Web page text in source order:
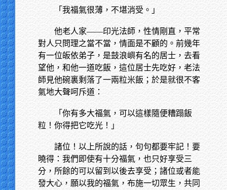
「我福氣很薄，不堪消受。」
他老人家——印光法師，性情剛直，平常
對人只問理之當不當，情面是不顧的。前幾年
有一位皈依弟子，是鼓浪嶼有名的居士，去看
望他，和他一道吃飯，這位居士先吃好，老法
師見他碗裏剩落了一兩粒米飯；於是就很不客
氣地大聲呵斥道：
「你有多大福氣，可以這樣隨便糟蹋飯
粒！你得把它吃光！」
諸位！以上所說的話，句句都要牢記！要
曉得：我們即使有十分福氣，也只好享受三
分，所餘的可以留到以後去享受；諸位或者能
發大心，願以我的福氣，布施一切眾生，共同